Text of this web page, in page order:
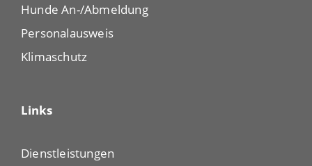
Hunde An-/Abmeldung
Personalausweis
Klimaschutz
Links
Dienstleistungen